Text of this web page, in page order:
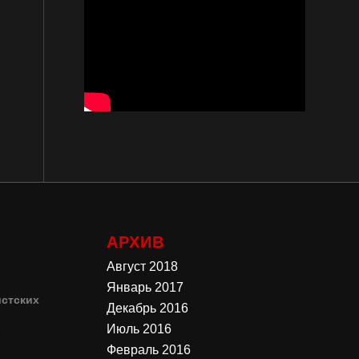
АРХИВ
Август 2018
Январь 2017
Декабрь 2016
Июль 2016
Февраль 2016